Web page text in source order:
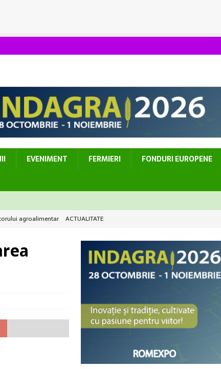
EVENIMENT FERMIERI FONDURI EUROPENE
agroalimentar ACTUALITATE
românești – De la birou direct în solar ACTUALITATE